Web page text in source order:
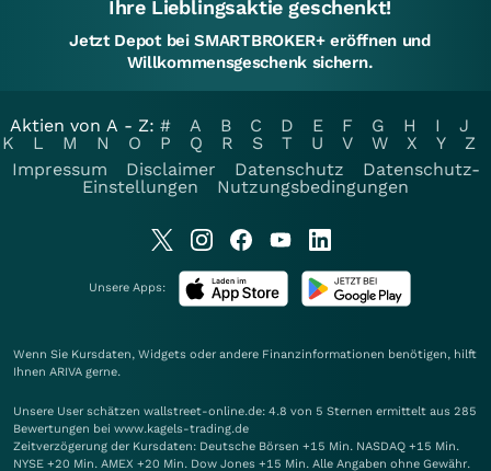
Ihre Lieblingsaktie geschenkt!
Jetzt Depot bei SMARTBROKER+ eröffnen und
Willkommensgeschenk sichern.
Aktien von A - Z: # A B C D E F G H I
J
K
L M N O P Q R S T U V W X Y
Z
Impressum
Disclaimer Datenschutz
Datenschutz-
Einstellungen
Nutzungsbedingungen
Unsere Apps:
Wenn Sie Kursdaten, Widgets oder andere Finanzinformationen benötigen, hilft
Ihnen ARIVA gerne.
Unsere User schätzen wallstreet-online.de: 4.8 von 5 Sternen ermittelt aus 285
Bewertungen bei www.kagels-trading.de
Zeitverzögerung der Kursdaten: Deutsche Börsen +15 Min. NASDAQ +15 Min.
NYSE +20 Min. AMEX +20 Min. Dow Jones +15 Min. Alle Angaben ohne Gewähr.